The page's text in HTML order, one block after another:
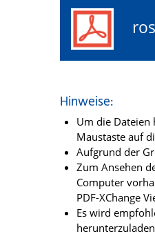
Hinweise:
Um die Dateien
Maustaste auf
Aufgrund der
Zum Ansehen
Computer
PDF-XChange
Es wird